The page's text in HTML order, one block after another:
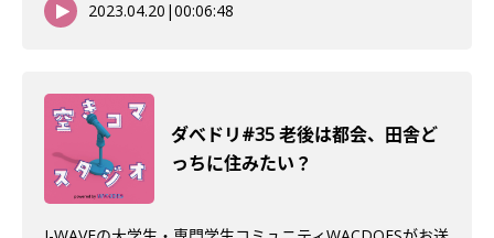
2023.04.20 |00:06:48
ダべドリ#35 老後は都会、田舎ど
っちに住みたい？